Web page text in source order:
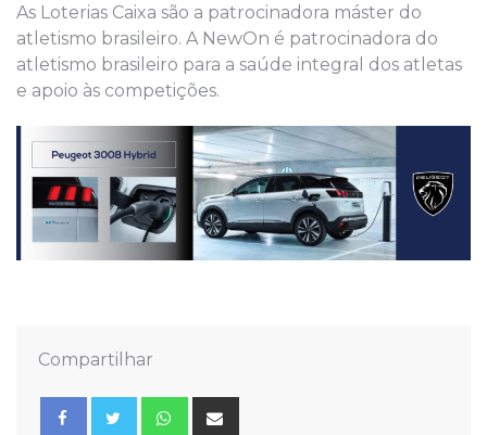
As Loterias Caixa são a patrocinadora máster do
atletismo brasileiro. A NewOn é patrocinadora do
atletismo brasileiro para a saúde integral dos atletas
e apoio às competições.
Compartilhar
Whatsapp